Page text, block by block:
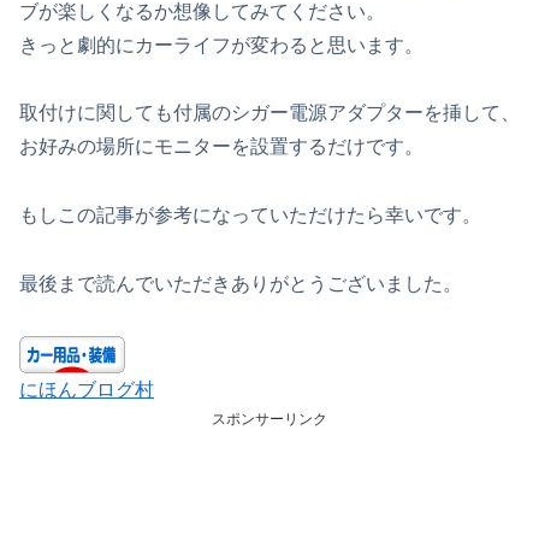
ブが楽しくなるか想像してみてください。
きっと劇的にカーライフが変わると思います。
取付けに関しても付属のシガー電源アダプターを挿して、
お好みの場所にモニターを設置するだけです。
もしこの記事が参考になっていただけたら幸いです。
最後まで読んでいただきありがとうございました。
にほんブログ村
スポンサーリンク